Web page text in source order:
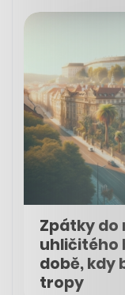
Zpátky do
uhličitého
době, kdy
tropy